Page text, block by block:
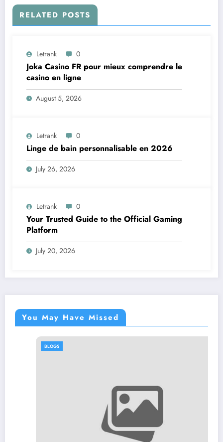
RELATED POSTS
Letrank 0
Joka Casino FR pour mieux comprendre le
casino en ligne
August 5, 2026
Letrank 0
Linge de bain personnalisable en 2026
July 26, 2026
Letrank 0
Your Trusted Guide to the Official Gaming
Platform
July 20, 2026
You May Have Missed